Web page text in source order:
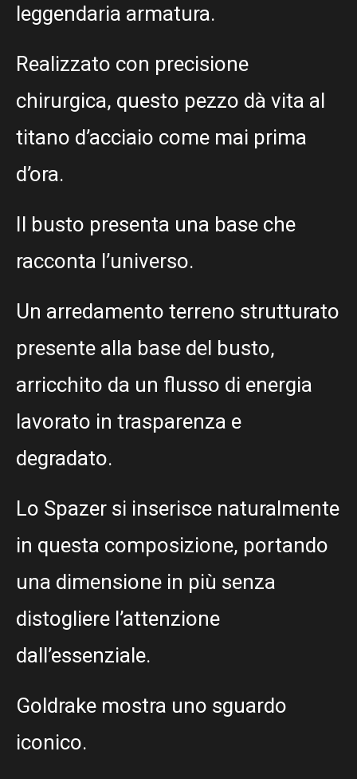
leggendaria armatura.
Realizzato con precisione
chirurgica, questo pezzo dà vita al
titano d’acciaio come mai prima
d’ora.
Il busto presenta una base che
racconta l’universo.
Un arredamento terreno strutturato
presente alla base del busto,
arricchito da un flusso di energia
lavorato in trasparenza e
degradato.
Lo Spazer si inserisce naturalmente
in questa composizione, portando
una dimensione in più senza
distogliere l’attenzione
dall’essenziale.
Goldrake mostra uno sguardo
iconico.